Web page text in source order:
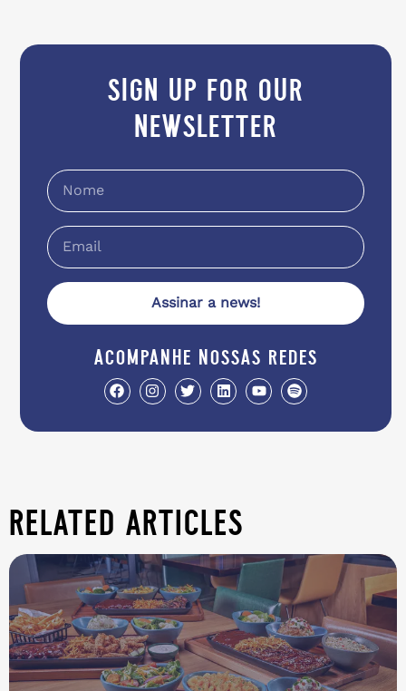
sign up for our
newsletter
Assinar a news!
acompanhe nossas redes
related articles